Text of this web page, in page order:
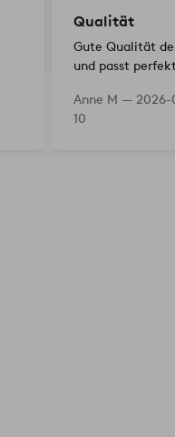
Qualität
Gute Qualität
und passt
Anne M — 2026-
10